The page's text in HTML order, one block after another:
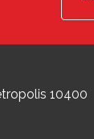
10400